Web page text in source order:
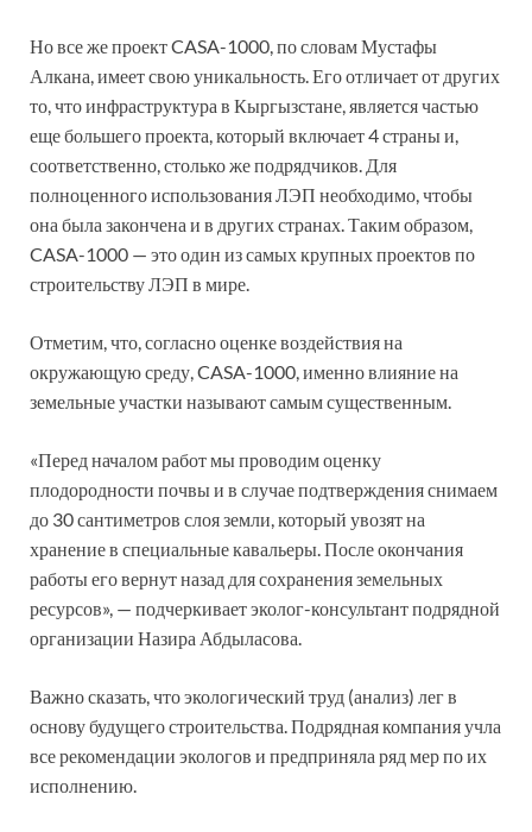
Но все же проект CASA-1000, по словам Мустафы
Алкана, имеет свою уникальность. Его отличает от других
то, что инфраструктура в Кыргызстане, является частью
еще большего проекта, который включает 4 страны и,
соответственно, столько же подрядчиков. Для
полноценного использования ЛЭП необходимо, чтобы
она была закончена и в других странах. Таким образом,
CASA-1000 — это один из самых крупных проектов по
строительству ЛЭП в мире.
Отметим, что, согласно оценке воздействия на
окружающую среду, CASA-1000, именно влияние на
земельные участки называют самым существенным.
«Перед началом работ мы проводим оценку
плодородности почвы и в случае подтверждения снимаем
до 30 сантиметров слоя земли, который увозят на
хранение в специальные кавальеры. После окончания
работы его вернут назад для сохранения земельных
ресурсов», — подчеркивает эколог-консультант подрядной
организации Назира Абдыласова.
Важно сказать, что экологический труд (анализ) лег в
основу будущего строительства. Подрядная компания учла
все рекомендации экологов и предприняла ряд мер по их
исполнению.